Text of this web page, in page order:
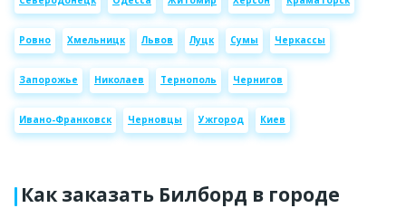
Ровно Хмельницк Львов Луцк Сумы Черкассы
Запорожье Николаев Тернополь Чернигов
Ивано-Франковск Черновцы Ужгород Киев
Как заказать Билборд в городе